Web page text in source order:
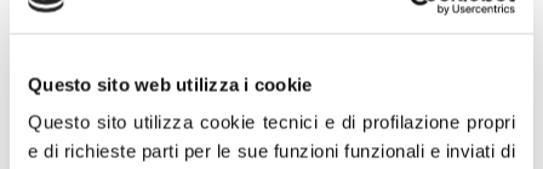
Questo sito web utilizza i cookie
Questo sito utilizza cookie tecnici e di profilazione propri
e di richieste parti per le sue funzioni funzionali e inviati di
benissimo che senza il loro apporto la giustizia in Italia
pretesa di sottoporre ad un esame di ammissione
magistrati onorari che esercitano la loro funzione da 10,
15 o 20 anni. Incostituzionale, infine, la norma che